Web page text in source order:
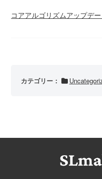
コアアルゴリズムアップデー
カテゴリー：